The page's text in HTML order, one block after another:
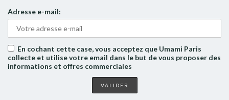
Adresse e-mail:
En cochant cette case, vous acceptez que Umami Paris
collecte et utilise votre email dans le but de vous proposer des
informations et offres commerciales